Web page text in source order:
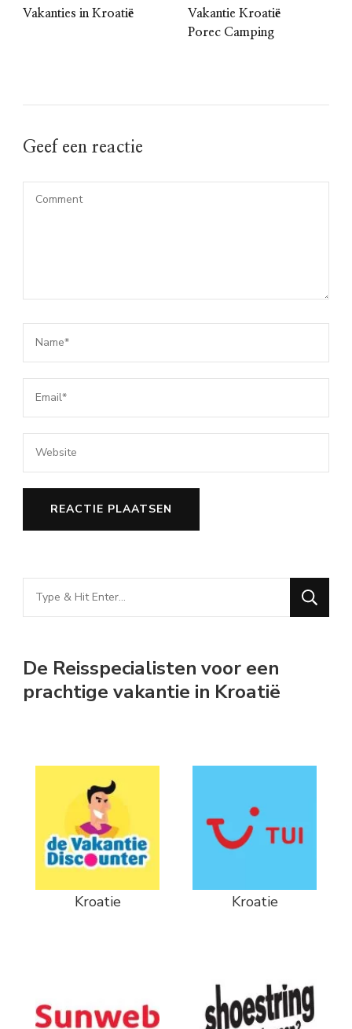
Vakanties in Kroatië
Vakantie Kroatië
Porec Camping
Geef een reactie
Looking
for
De Reisspecialisten voor een
prachtige vakantie in Kroatië
Kroatie Kroatie